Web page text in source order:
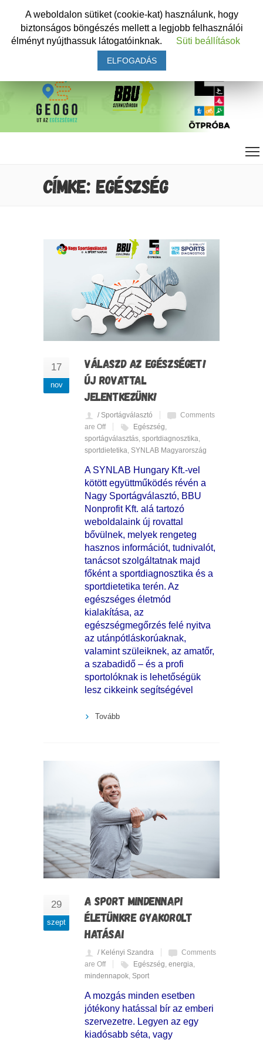
CÍMKE: EGÉSZSÉG
17
nov
VÁLASZD AZ EGÉSZSÉGET!
ÚJ ROVATTAL
JELENTKEZÜNK!
/ Sportágválasztó
Comments
are Off
Egészség
sportágválasztás sportdiagnosztika
sportdietetika SYNLAB Magyarország
A SYNLAB Hungary Kft.-vel
kötött együttműködés révén a
Nagy Sportágválasztó, BBU
Nonprofit Kft. alá tartozó
weboldalaink új rovattal
bővülnek, melyek rengeteg
hasznos információt, tudnivalót,
tanácsot szolgáltatnak majd
főként a sportdiagnosztika és a
sportdietetika terén. Az
egészséges életmód
kialakítása, az
egészségmegőrzés felé nyitva
az utánpótláskorúaknak,
valamint szüleiknek, az amatőr,
a szabadidő – és a profi
sportolóknak is lehetőségük
lesz cikkeink segítségével
Tovább
29
szept
A SPORT MINDENNAPI
ÉLETÜNKRE GYAKOROLT
HATÁSAI
/ Kelényi Szandra
Comments
are Off
Egészség, energia,
mindennapok, Sport
A mozgás minden esetben
jótékony hatással bír az emberi
szervezetre. Legyen az egy
kiadósabb séta, vagy
A weboldalon sütiket (cookie-kat) használunk, hogy
biztonságos böngészés mellett a legjobb felhasználói
élményt nyújthassuk látogatóinknak.
Süti beállítások
ELFOGADÁS